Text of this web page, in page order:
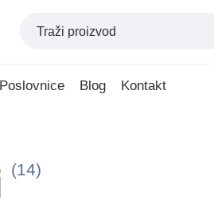
Poslovnice Blog Kontakt
(14)